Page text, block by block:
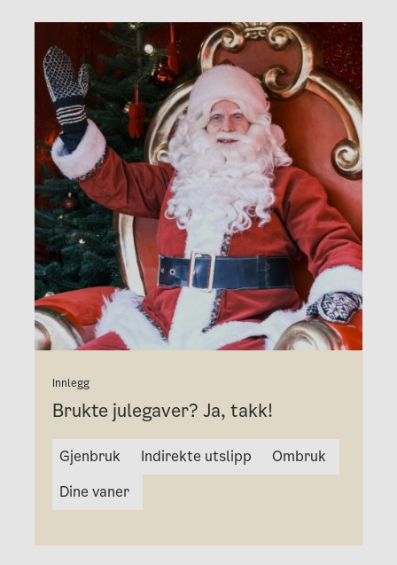
Innlegg
Brukte julegaver? Ja, takk!
Gjenbruk Indirekte utslipp
Ombruk
Dine vaner